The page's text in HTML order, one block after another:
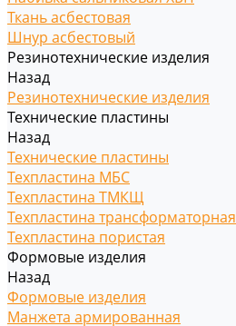
Ткань асбестовая
Шнур асбестовый
Резинотехнические изделия
Назад
Резинотехнические изделия
Технические пластины
Назад
Технические пластины
Техпластина МБС
Техпластина ТМКЩ
Техпластина трансформаторная
Техпластина пористая
Формовые изделия
Назад
Формовые изделия
Манжета армированная